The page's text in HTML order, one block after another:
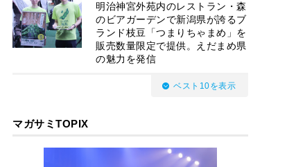
明治神宮外苑内のレストラン・森
のビアガーデンで新潟県が誇るブ
ランド枝豆「つまりちゃまめ」を
販売数量限定で提供。えだまめ県
の魅力を発信
ベスト10を表示
マガサミTOPIX